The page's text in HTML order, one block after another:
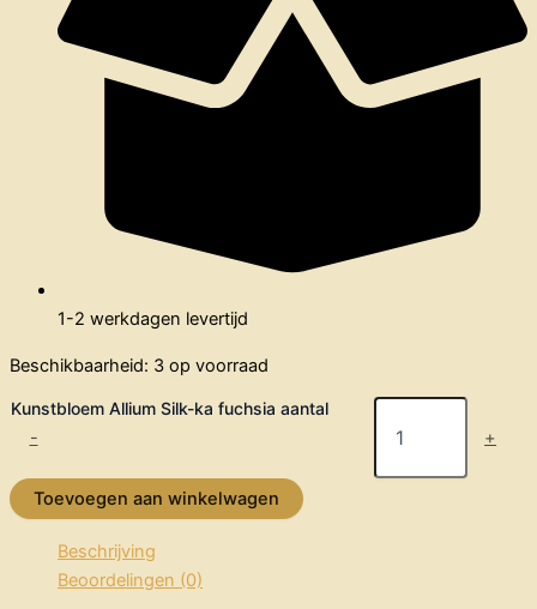
1-2 werkdagen levertijd
Beschikbaarheid: 3 op voorraad
-
Kunstbloem Allium Silk-ka fuchsia aantal
+
Toevoegen aan winkelwagen
Beschrijving
Beoordelingen (0)